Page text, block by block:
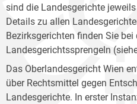
sind die Landesgerichte
Details zu allen
Bezirksgerichten finden Sie bei
Landesgerichtssprengeln
Das Oberlandesgericht Wien
über Rechtsmittel gegen
Landesgerichte. In erster